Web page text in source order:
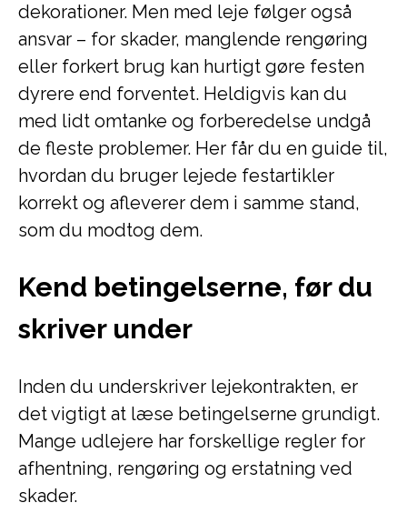
dekorationer. Men med leje følger også
ansvar – for skader, manglende rengøring
eller forkert brug kan hurtigt gøre festen
dyrere end forventet. Heldigvis kan du
med lidt omtanke og forberedelse undgå
de fleste problemer. Her får du en guide til,
hvordan du bruger lejede festartikler
korrekt og afleverer dem i samme stand,
som du modtog dem.
Kend betingelserne, før du
skriver under
Inden du underskriver lejekontrakten, er
det vigtigt at læse betingelserne grundigt.
Mange udlejere har forskellige regler for
afhentning, rengøring og erstatning ved
skader.